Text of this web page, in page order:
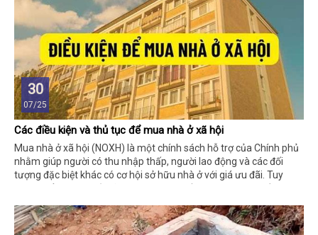
30
07/25
Các điều kiện và thủ tục để mua nhà ở xã hội
Mua nhà ở xã hội (NOXH) là một chính sách hỗ trợ của Chính phủ
nhằm giúp người có thu nhập thấp, người lao động và các đối
tượng đặc biệt khác có cơ hội sở hữu nhà ở với giá ưu đãi. Tuy
chi tiết: